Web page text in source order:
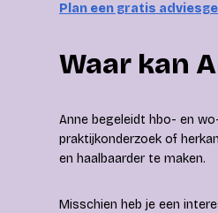
Plan een gratis
Waar kan
Anne begeleidt hbo- en
praktijkonderzoek of
en haalbaarder te maken.
Misschien heb je een